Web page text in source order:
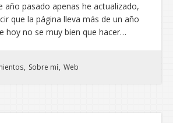
año pasado apenas he actualizado,
que la página lleva más de un año
hoy no se muy bien que hacer…
Sobre mí Web